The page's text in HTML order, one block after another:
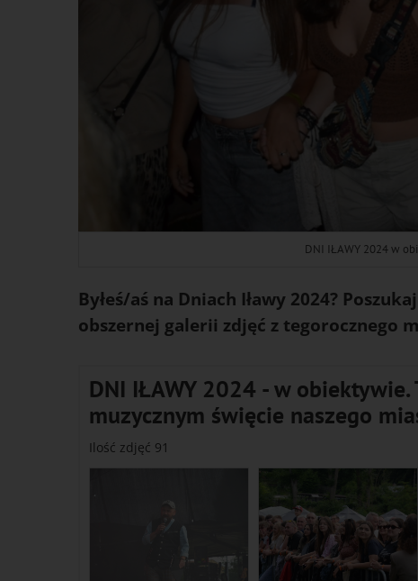
DNI IŁAWY 2024 w
Byłeś/aś na Dniach Iławy 2024?
obszernej galerii zdjęć z tegorocznego
DNI IŁAWY 2024 - w
muzycznym święcie naszego
Ilość zdjęć 91